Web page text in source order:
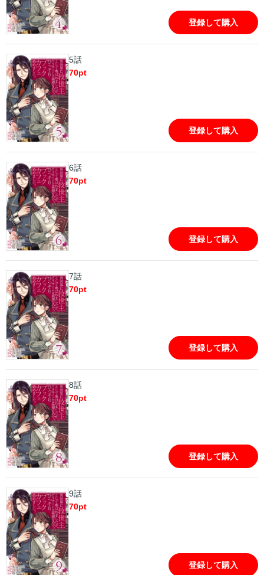
登録して購入
5話
70pt
登録して購入
6話
70pt
登録して購入
7話
70pt
登録して購入
8話
70pt
登録して購入
9話
70pt
登録して購入